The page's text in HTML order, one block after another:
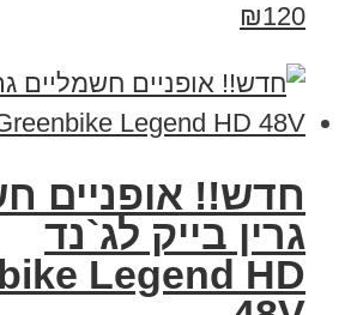
₪120
חדש!! אופניים
גרין בייק לג`נד
Legend HD